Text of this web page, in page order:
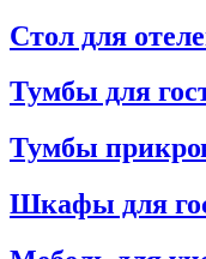
Стол для
Тумбы для
Тумбы
Шкафы для